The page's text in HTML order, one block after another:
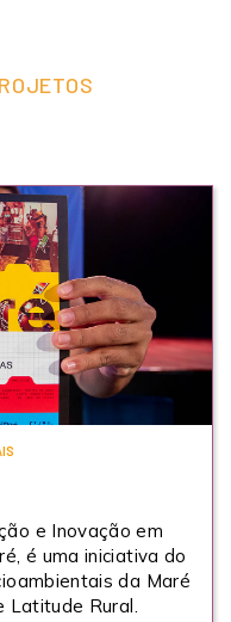
e Inovação em
é uma iniciativa do
da Maré
Latitude Rural.